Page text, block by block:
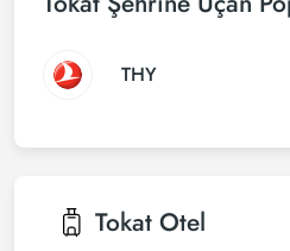
THY
Tokat Otel